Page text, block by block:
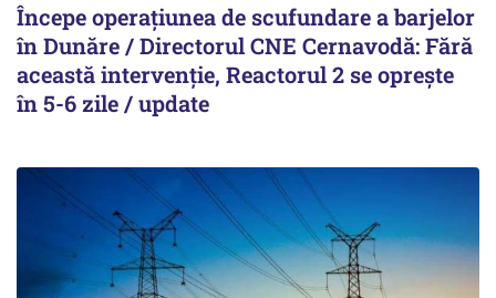
Începe operațiunea de scufundare a barjelor
în Dunăre / Directorul CNE Cernavodă: Fără
această intervenție, Reactorul 2 se oprește
în 5-6 zile / update